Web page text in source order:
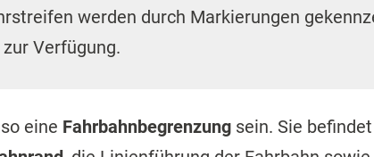
werden durch Markierungen
Verfügung.
eine Fahrbahnbegrenzung sein. Sie